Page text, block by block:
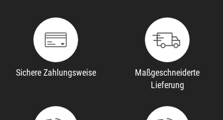
Sichere Zahlungsweise
Maßgeschneiderte
Lieferung